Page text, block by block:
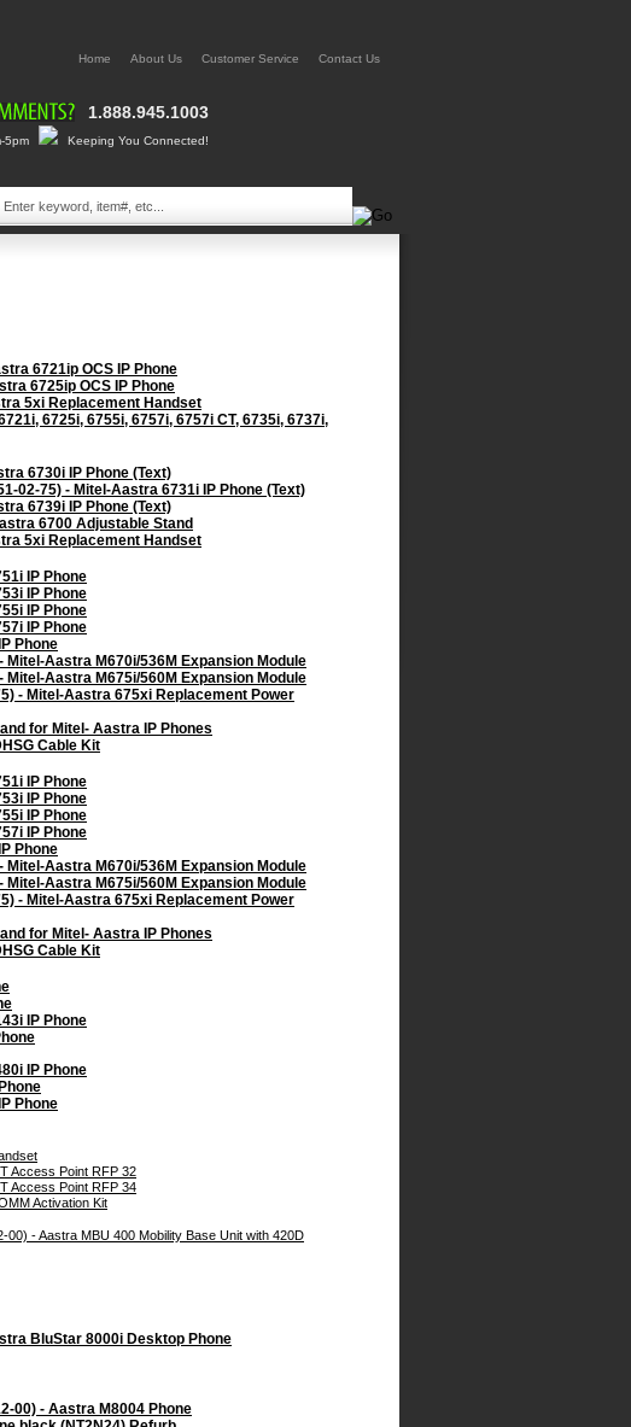
Home About Us Customer Service Contact Us
1.888.945.1003
5pm Keeping You Connected!
6721ip OCS IP Phone
6725ip OCS IP Phone
5xi Replacement Handset
6725i, 6755i, 6757i, 6757i CT, 6735i, 6737i,
6730i IP Phone (Text)
02-75) - Mitel-Aastra 6731i IP Phone (Text)
6739i IP Phone (Text)
6700 Adjustable Stand
5xi Replacement Handset
IP Phone
IP Phone
IP Phone
IP Phone
Phone
Aastra M670i/536M Expansion Module
Aastra M675i/560M Expansion Module
- Mitel-Aastra 675xi Replacement Power
for Mitel- Aastra IP Phones
Cable Kit
IP Phone
IP Phone
IP Phone
IP Phone
Phone
Aastra M670i/536M Expansion Module
Aastra M675i/560M Expansion Module
- Mitel-Aastra 675xi Replacement Power
for Mitel- Aastra IP Phones
Cable Kit
IP Phone
IP Phone
Phone
Access Point RFP 32
Access Point RFP 34
Activation Kit
- Aastra MBU 400 Mobility Base Unit with 420D
BluStar 8000i Desktop Phone
00) - Aastra M8004 Phone